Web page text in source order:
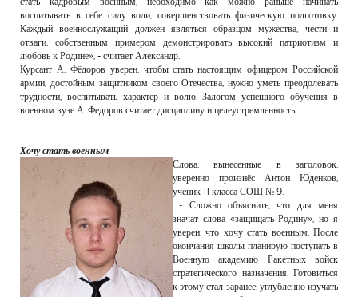
воспитывать в себе силу воли, совершенствовать физическую подготовку.
Каждый военнослужащий должен являться образцом мужества, чести и
отваги, собственным примером демонстрировать высокий патриотизм и
любовь к Родине», - считает Александр.
Курсант А. Фёдоров уверен, чтобы стать настоящим офицером Российской
армии, достойным защитником своего Отечества, нужно уметь преодолевать
трудности, воспитывать характер и волю. Залогом успешного обучения в
военном вузе А. Федоров считает дисциплину и целеустремленность.
Хочу стать военным
Слова, вынесенные в заголовок,
уверенно произнёс Антон Юденков,
ученик 11 класса СОШ № 9.
- Сложно объяснить, что для меня
значат слова «защищать Родину», но я
уверен, что хочу стать военным. После
окончания школы планирую поступать в
Военную академию Ракетных войск
стратегического назначения. Готовиться
к этому стал заранее: углубленно изучать